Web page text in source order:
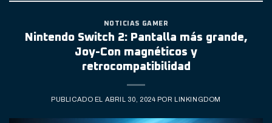
NOTICIAS GAMER
Nintendo Switch 2: Pantalla más grande,
Joy-Con magnéticos y
retrocompatibilidad
PUBLICADO EL ABRIL 30, 2024 POR LINKINGDOM